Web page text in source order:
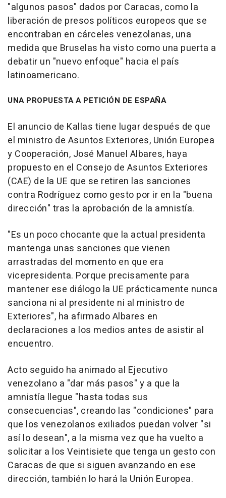
"algunos pasos" dados por Caracas, como la
liberación de presos políticos europeos que se
encontraban en cárceles venezolanas, una
medida que Bruselas ha visto como una puerta a
debatir un "nuevo enfoque" hacia el país
latinoamericano.
UNA PROPUESTA A PETICIÓN DE ESPAÑA
El anuncio de Kallas tiene lugar después de que
el ministro de Asuntos Exteriores, Unión Europea
y Cooperación, José Manuel Albares, haya
propuesto en el Consejo de Asuntos Exteriores
(CAE) de la UE que se retiren las sanciones
contra Rodríguez como gesto por ir en la "buena
dirección" tras la aprobación de la amnistía.
"Es un poco chocante que la actual presidenta
mantenga unas sanciones que vienen
arrastradas del momento en que era
vicepresidenta. Porque precisamente para
mantener ese diálogo la UE prácticamente nunca
sanciona ni al presidente ni al ministro de
Exteriores", ha afirmado Albares en
declaraciones a los medios antes de asistir al
encuentro.
Acto seguido ha animado al Ejecutivo
venezolano a "dar más pasos" y a que la
amnistía llegue "hasta todas sus
consecuencias", creando las "condiciones" para
que los venezolanos exiliados puedan volver "si
así lo desean", a la misma vez que ha vuelto a
solicitar a los Veintisiete que tenga un gesto con
Caracas de que si siguen avanzando en ese
dirección, también lo hará la Unión Europea.